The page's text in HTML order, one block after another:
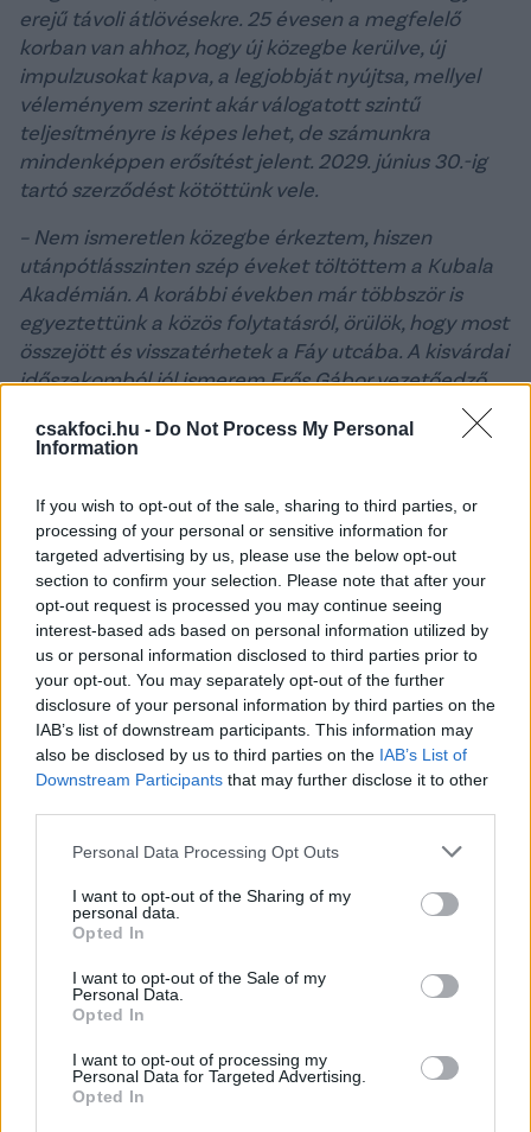
csakfoci.hu - Do Not Process My Personal
Information
If you wish to opt-out of the sale, sharing to third parties, or
processing of your personal or sensitive information for
targeted advertising by us, please use the below opt-out
section to confirm your selection. Please note that after your
opt-out request is processed you may continue seeing
interest-based ads based on personal information utilized by
us or personal information disclosed to third parties prior to
your opt-out. You may separately opt-out of the further
disclosure of your personal information by third parties on the
IAB’s list of downstream participants. This information may
also be disclosed by us to third parties on the IAB’s List of
Downstream Participants that may further disclose it to other
Please note that this website/app uses one or more Google
not limited to your visit or usage behaviour. You may click to
grant or deny consent to Google and its third-party tags to
use your data for below specified purposes in below Google
consent section.
Personal Data Processing Opt Outs
I want to opt-out of the Sharing of my
personal data.
Opted In
I want to opt-out of the Sale of my
Personal Data.
Opted In
I want to opt-out of processing my
Personal Data for Targeted Advertising.
Opted In
erejű távoli átlövésekre. 25 évesen a megfelelő
korban van ahhoz, hogy új közegbe kerülve, új
impulzusokat kapva, a legjobbját nyújtsa, mellyel
véleményem szerint akár válogatott szintű
teljesítményre is képes lehet, de számunkra
mindenképpen erősítést jelent. 2029. június 30.-ig
tartó szerződést kötöttünk vele.
– Nem ismeretlen közegbe érkeztem, hiszen
utánpótlásszinten szép éveket töltöttem a Kubala
Akadémián. A korábbi években már többször is
egyeztettünk a közös folytatásról, örülök, hogy most
összejött és visszatérhetek a Fáy utcába. A kisvárdai
időszakomból jól ismerem Erős Gábor vezetőedző
filozófiáját, amivel könnyen tudok azonosulni, várom
az újbóli közös munkát. Voltam már a Vasashoz most
győzelmet megélni a Vasas-szurkolókkal az
Illovszky-stadionban, mindent megteszek, hogy a
teljesítményemmel hozzásegítsem a csapatot a
céljaink eléréséhez- mondta, Kovácsréti, a Vasas
újdonsült játékosa.
A Vasasnak ez már a második nagy bejelentése
hétfőn, hiszena piros-kékeknél folytatja
pályafutását Pálinkás Gergő, az NB II-es Kecskemét
gólkirálya is.